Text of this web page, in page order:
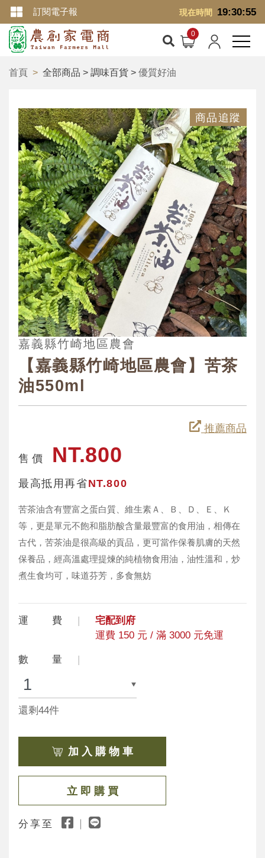
現在時間 19:30:55
訂閱電子報
首頁 全部商品 > 調味百貨 > 優質好油
商品追蹤
嘉義縣竹崎地區農會
【嘉義縣竹崎地區農會】苦茶
油550ml
推薦商品
售 價 NT.800
最高抵用再省NT.800
苦茶油含有豐富之蛋白質、維生素Ａ、Ｂ、Ｄ、Ｅ、Ｋ
等，更是單元不飽和脂肪酸含量最豐富的食用油，相傳在
古代，苦茶油是很高級的貢品，更可當作保養肌膚的天然
保養品，經高溫處理提煉的純植物食用油，油性溫和，炒
煮生食均可，味道芬芳，多食無妨
運 費
宅配到府
運費 150 元 / 滿 3000 元免運
數 量
還剩44件
加 入 購 物 車
立 即 購 買
分享至